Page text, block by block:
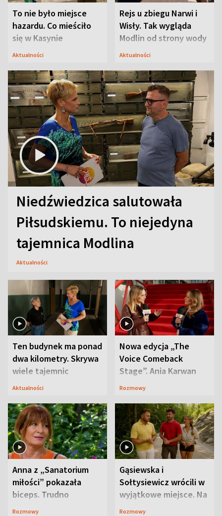
To nie było miejsce
hazardu. Co mieściło
się w Kasynie
Oficerskim?
Aktualności
Rejs u zbiegu Narwi i
Wisły. Tak wygląda
Modlin od strony wody
Aktualności
Niedźwiedzica salutowała
Piłsudskiemu. To niejedyna
tajemnica Modlina
Aktualności
Ten budynek ma ponad
dwa kilometry. Skrywa
wiele tajemnic
Aktualności
Nowa edycja „The
Voice Comeback
Stage”. Ania Karwan
zapowiada
Rozmowy
Anna z „Sanatorium
miłości” pokazała
biceps. Trudno
uwierzyć, co przeszła
Rozmowy
Gąsiewska i
Sołtysiewicz wrócili w
wyjątkowe miejsce. Na
szlaku czekał
Rozmowy